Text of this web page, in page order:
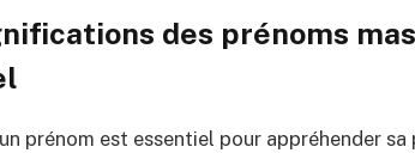
des prénoms
prénom est essentiel pour appréhender